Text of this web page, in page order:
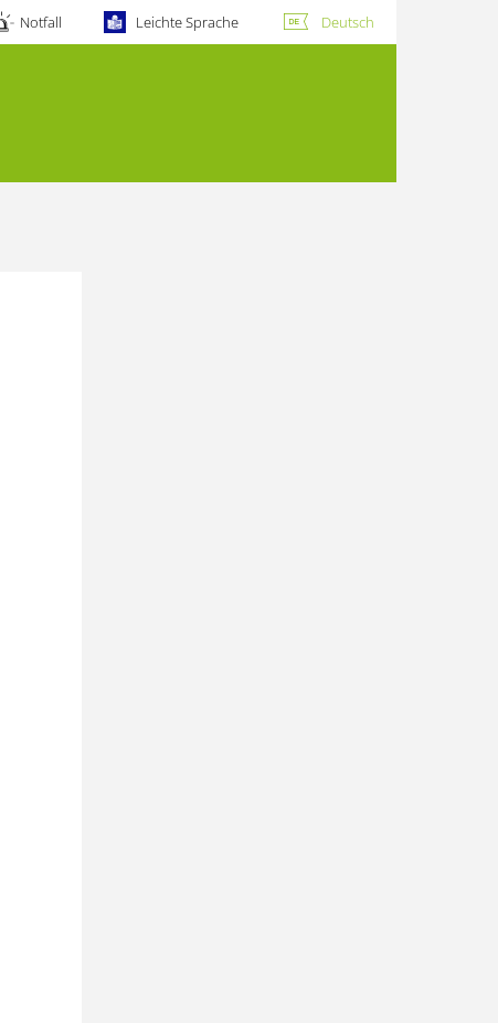
Notfall Leichte Sprache Deutsch